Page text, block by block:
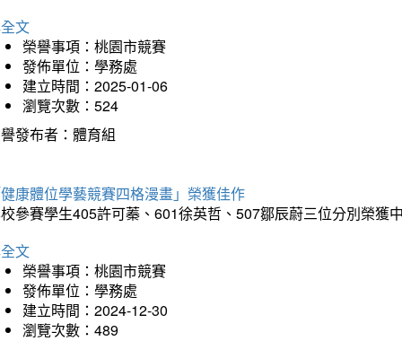
文
榮譽事項：桃園市競賽
發佈單位：學務處
建立時間：2025-01-06
瀏覽次數：524
發布者：體育組
康體位學藝競賽四格漫畫」榮獲佳作
參賽學生405許可蓁、601徐英哲、507鄒辰蔚三位分別榮獲
文
榮譽事項：桃園市競賽
發佈單位：學務處
建立時間：2024-12-30
瀏覽次數：489